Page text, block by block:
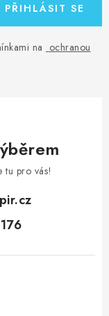
na ochranou
PŘIHLÁSIT SE
tu pro vás!